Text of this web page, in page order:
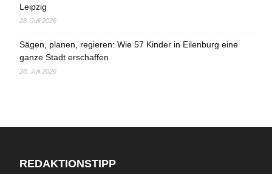
Leipzig
28. Juli 2026
Sägen, planen, regieren: Wie 57 Kinder in Eilenburg eine
ganze Stadt erschaffen
28. Juli 2026
REDAKTIONSTIPP